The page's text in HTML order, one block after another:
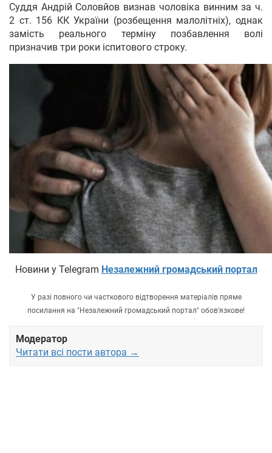
Суддя Андрій Соловйов визнав чоловіка винним за ч.
2 ст. 156 КК України (розбещення малолітніх), однак
замість реального терміну позбавлення волі
призначив три роки іспитового строку.
Новини у Telegram Незалежний громадський портал
У разі повного чи часткового відтворення матеріалів пряме
посилання на "Незалежний громадський портал" обов'язкове!
Модератор
Читати всі пости автора →